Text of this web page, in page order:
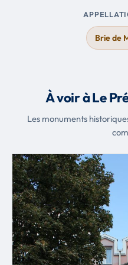
Brie de
À voir à Le
Les monuments